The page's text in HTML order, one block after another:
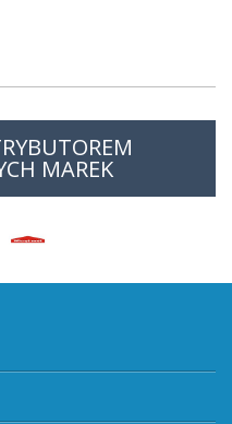
MAREK